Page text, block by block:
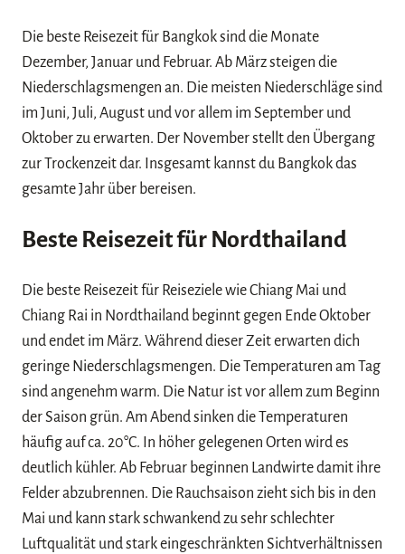
Die beste Reisezeit für Bangkok sind die Monate
Dezember, Januar und Februar. Ab März steigen die
Niederschlagsmengen an. Die meisten Niederschläge sind
im Juni, Juli, August und vor allem im September und
Oktober zu erwarten. Der November stellt den Übergang
zur Trockenzeit dar. Insgesamt kannst du Bangkok das
gesamte Jahr über bereisen.
Beste Reisezeit für Nordthailand
Die beste Reisezeit für Reiseziele wie Chiang Mai und
Chiang Rai in Nordthailand beginnt gegen Ende Oktober
und endet im März. Während dieser Zeit erwarten dich
geringe Niederschlagsmengen. Die Temperaturen am Tag
sind angenehm warm. Die Natur ist vor allem zum Beginn
der Saison grün. Am Abend sinken die Temperaturen
häufig auf ca. 20°C. In höher gelegenen Orten wird es
deutlich kühler. Ab Februar beginnen Landwirte damit ihre
Felder abzubrennen. Die Rauchsaison zieht sich bis in den
Mai und kann stark schwankend zu sehr schlechter
Luftqualität und stark eingeschränkten Sichtverhältnissen